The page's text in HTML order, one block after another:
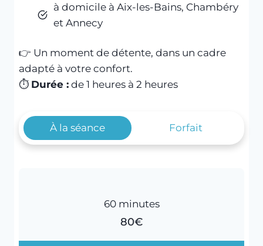
à domicile à Aix-les-Bains, Chambéry
et Annecy
👉 Un moment de détente, dans un cadre
adapté à votre confort.
⏱️ Durée : de 1 heures à 2 heures
À la séance Forfait
60 minutes
80€